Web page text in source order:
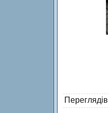
Переглядів